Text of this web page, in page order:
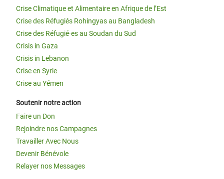
Crise Climatique et Alimentaire en Afrique de l’Est
Crise des Réfugiés Rohingyas au Bangladesh
Crise des Réfugié·es au Soudan du Sud
Crisis in Gaza
Crisis in Lebanon
Crise en Syrie
Crise au Yémen
Soutenir notre action
Faire un Don
Rejoindre nos Campagnes
Travailler Avec Nous
Devenir Bénévole
Relayer nos Messages